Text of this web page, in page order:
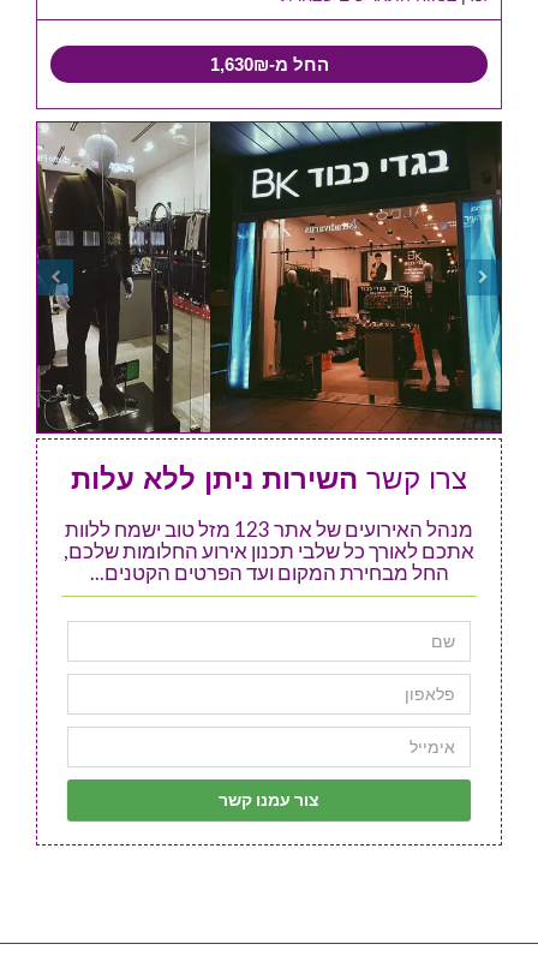
החל מ-1,630₪
צרו קשר השירות ניתן ללא עלות
מנהל האירועים של אתר 123 מזל טוב ישמח ללוות
אתכם לאורך כל שלבי תכנון אירוע החלומות שלכם,
החל מבחירת המקום ועד הפרטים הקטנים...